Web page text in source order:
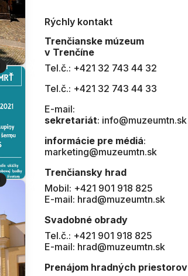
Rýchly kontakt
Trenčianske múzeum
v Trenčíne
Tel.č.: +421 32 743 44 32
Tel.č.: +421 32 743 44 33
E-mail:
sekretariát: info@muzeumtn.sk
informácie pre médiá:
marketing@muzeumtn.sk
Trenčiansky hrad
Mobil: +421 901 918 825
E-mail: hrad@muzeumtn.sk
Svadobné obrady
Tel.č.: +421 901 918 825
E-mail: hrad@muzeumtn.sk
Prenájom hradných priestorov